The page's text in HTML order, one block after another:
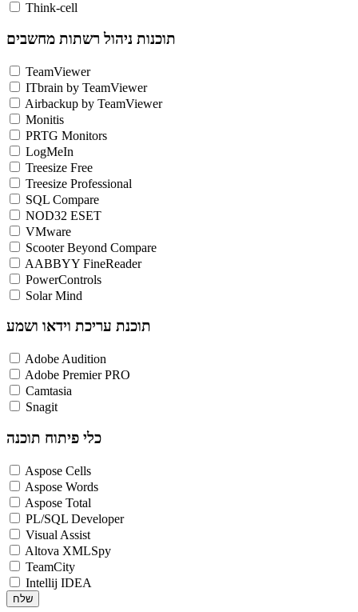
Think-cell
תוכנות ניהול רשתות מחשבים
TeamViewer
ITbrain by TeamViewer
Airbackup by TeamViewer
Monitis
PRTG Monitors
LogMeIn
Treesize Free
Treesize Professional
SQL Compare
NOD32 ESET
VMware
Scooter Beyond Compare
AABBYY FineReader
PowerControls
Solar Mind
תוכנת עריכת וידאו ושמע
Adobe Audition
Adobe Premier PRO
Camtasia
Snagit
כלי פיתוח תוכנה
Aspose Cells
Aspose Words
Aspose Total
PL/SQL Developer
Visual Assist
Altova XMLSpy
TeamCity
Intellij IDEA